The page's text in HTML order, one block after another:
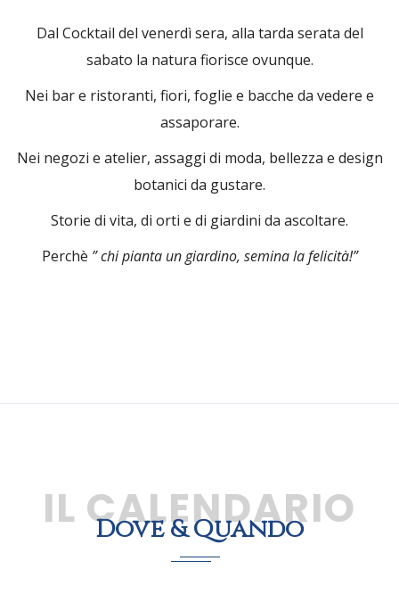
Dal Cocktail del venerdì sera, alla tarda serata del
sabato la natura fiorisce ovunque.
Nei bar e ristoranti, fiori, foglie e bacche da vedere e
assaporare.
Nei negozi e atelier, assaggi di moda, bellezza e design
botanici da gustare.
Storie di vita, di orti e di giardini da ascoltare.
Perchè ” chi pianta un giardino, semina la felicità!”
Dove & Quando
IL CALENDARIO